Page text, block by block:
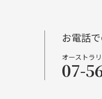
お電話
オーストラ
07-